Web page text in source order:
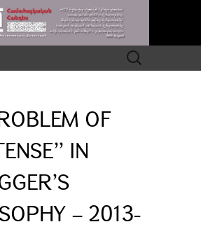
Search
for:
OF
IN
– 2013-